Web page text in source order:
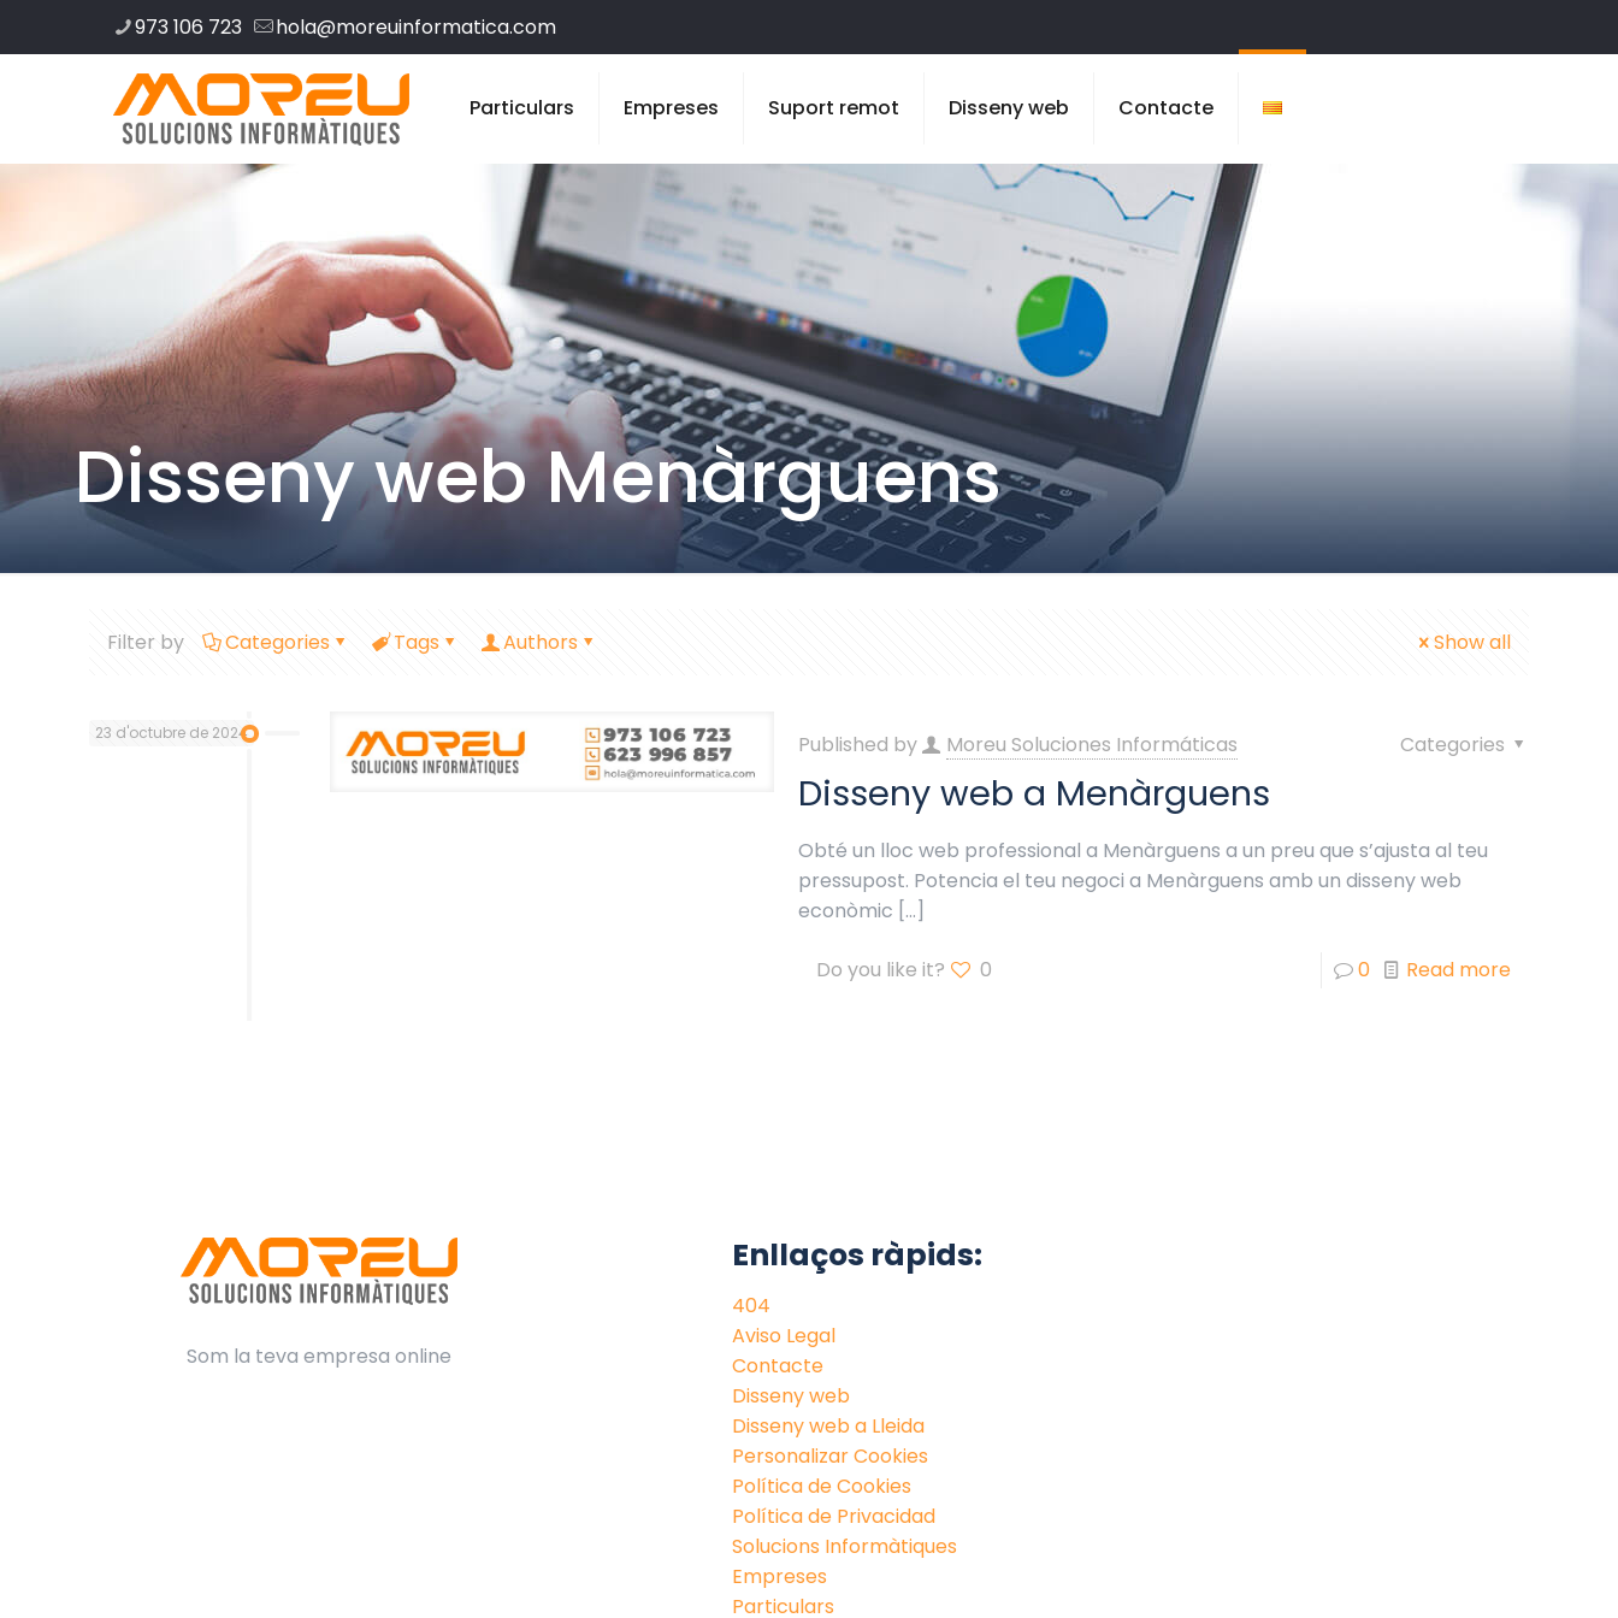
973 106 723 hola@moreuinformatica.com
Particulars Empreses Suport remot Disseny web Contacte
Disseny web Menàrguens
Filter by Categories Tags Authors Show all
23 d'octubre de 2024 Published by Moreu Soluciones Informáticas Categories
Disseny web a Menàrguens
Obté un lloc web professional a Menàrguens a un preu que s’ajusta al teu
pressupost. Potencia el teu negoci a Menàrguens amb un disseny web
econòmic […]
Do you like it? 0 0 Read more
Som la teva empresa online
Enllaços ràpids:
404
Aviso Legal
Contacte
Disseny web
Disseny web a Lleida
Personalizar Cookies
Política de Cookies
Política de Privacidad
Solucions Informàtiques
Empreses
Particulars